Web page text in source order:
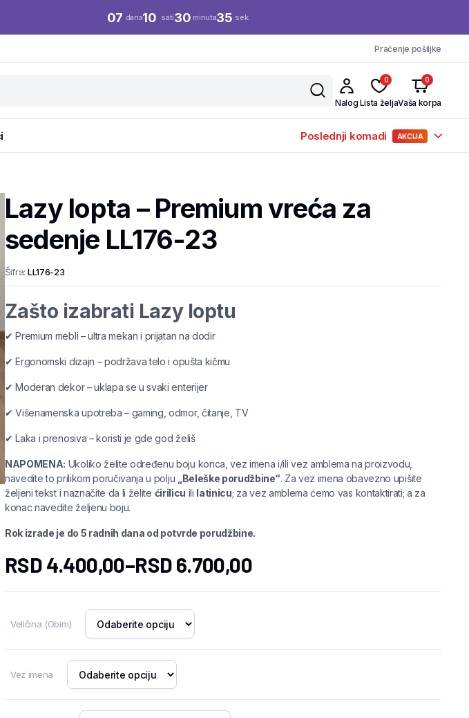
07 dana10 sati30 minuta34 sek.
Praćenje pošiljke
Nalog
0
Lista želja
0
Vaša korpa
Poslednji komadi AKCIJA
Lazy lopta – Premium vreća za
sedenje LL176-23
Šifra: LL176-23
Zašto izabrati Lazy loptu
✔ Premium mebli – ultra mekan i prijatan na dodir
✔ Ergonomski dizajn – podržava telo i opušta kičmu
✔ Moderan dekor – uklapa se u svaki enterijer
✔ Višenamenska upotreba – gaming, odmor, čitanje, TV
✔ Laka i prenosiva – koristi je gde god želiš
NAPOMENA: Ukoliko želite određenu boju konca, vez imena i/ili vez amblema na proizvodu,
navedite to prilikom poručivanja u polju
„Beleške porudžbine“. Za vez imena obavezno upišite
željeni tekst i naznačite da li želite ćirilicu ili latinicu; za vez amblema ćemo vas kontaktirati; a za
konac navedite željenu boju.
Rok izrade je do 5 radnih dana od potvrde porudžbine.
RSD4.400,00–RSD6.700,00
Veličina (Obim)
Vez imena